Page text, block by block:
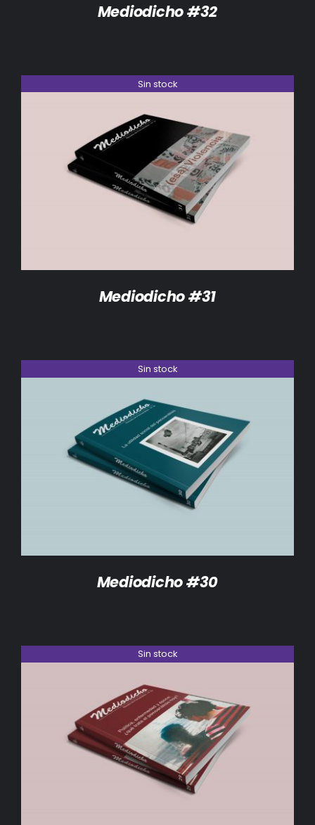
Mediodicho #32
Sin stock
DETALLES
Mediodicho #31
Sin stock
DETALLES
Mediodicho #30
Sin stock
DETALLES